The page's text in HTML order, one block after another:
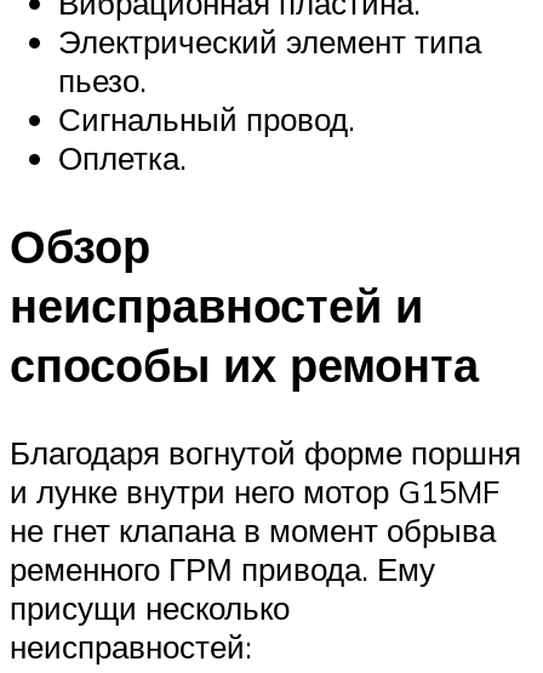
Электрический элемент типа
пьезо.
Сигнальный провод.
Оплетка.
Обзор
неисправностей и
способы их ремонта
Благодаря вогнутой форме поршня
и лунке внутри него мотор G15MF
не гнет клапана в момент обрыва
ременного ГРМ привода. Ему
присущи несколько
неисправностей: